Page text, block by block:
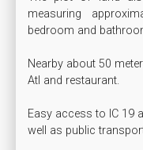
measuring
bedroom and
Nearby about 50
Atl and restaurant.
Easy access to IC 19
well as public